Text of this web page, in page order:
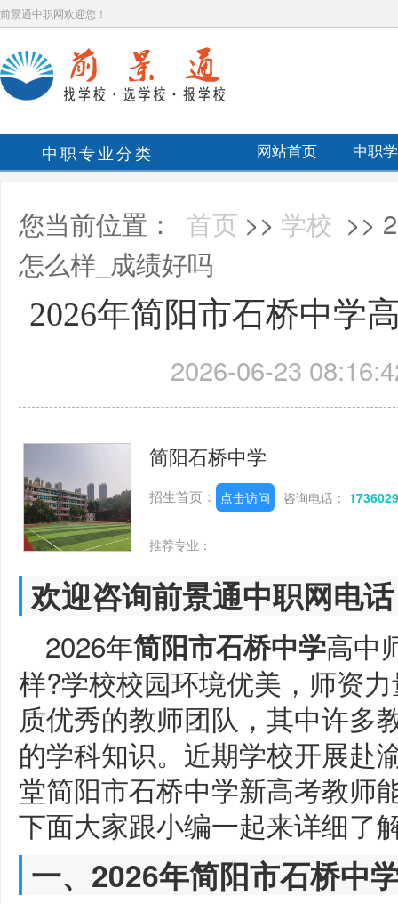
前景通中职网欢迎您！
中职专业分类 网站首页 中职
您当前位置： 首页 >> 学校 >>
怎么样_成绩好吗
2026年简阳市石桥中学
2026-06-23
简阳石桥中学
招生首页： 点击访问 咨询电话：
推荐专业：
欢迎咨询前景通中职网电
2026年简阳市石桥中学高中
样?学校校园环境优美，师资
质优秀的教师团队，其中许多
的学科知识。近期学校开展赴
堂简阳市石桥中学新高考教师
下面大家跟小编一起来详细了
一、2026年简阳市石桥中